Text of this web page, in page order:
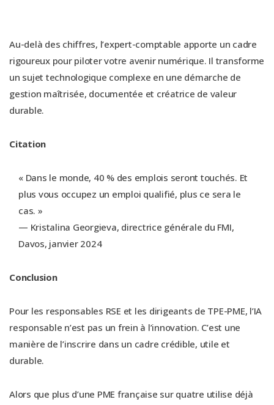
Au-delà des chiffres, l’expert-comptable apporte un cadre
rigoureux pour piloter votre avenir numérique. Il transforme
un sujet technologique complexe en une démarche de
gestion maîtrisée, documentée et créatrice de valeur
durable.
Citation
« Dans le monde, 40 % des emplois seront touchés. Et
plus vous occupez un emploi qualifié, plus ce sera le
cas. »
— Kristalina Georgieva, directrice générale du FMI,
Davos, janvier 2024
Conclusion
Pour les responsables RSE et les dirigeants de TPE-PME, l’IA
responsable n’est pas un frein à l’innovation. C’est une
manière de l’inscrire dans un cadre crédible, utile et
durable.
Alors que plus d’une PME française sur quatre utilise déjà